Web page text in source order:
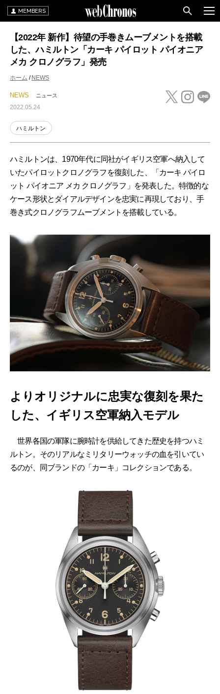
MEMBERS
【2022年 新作】待望の手巻きムーブメントを搭載
した、ハミルトン「カーキ パイロット パイオニア
メカ クロノグラフ」発売
ホーム NEWS
NEWS ニュース
2022.05.24
ハミルトン
ハミルトンは、1970年代に同社がイギリス空軍へ納入して
いたパイロットクロノグラフを復刻した、「カーキ パイロ
ット パイオニア メカ クロノグラフ」を発表した。特徴的な
ケース形状とダイアルデザインを忠実に再現しており、手
巻き式クロノグラフムーブメントを搭載している。
よりオリジナルに忠実な復刻を果た
した、イギリス空軍納入モデル
世界各国の軍隊に腕時計を供給してきた歴史を持つハミ
ルトン。そのリアルなミリタリーウォッチの血を引いてい
るのが、同ブランドの「カーキ」コレクションである。